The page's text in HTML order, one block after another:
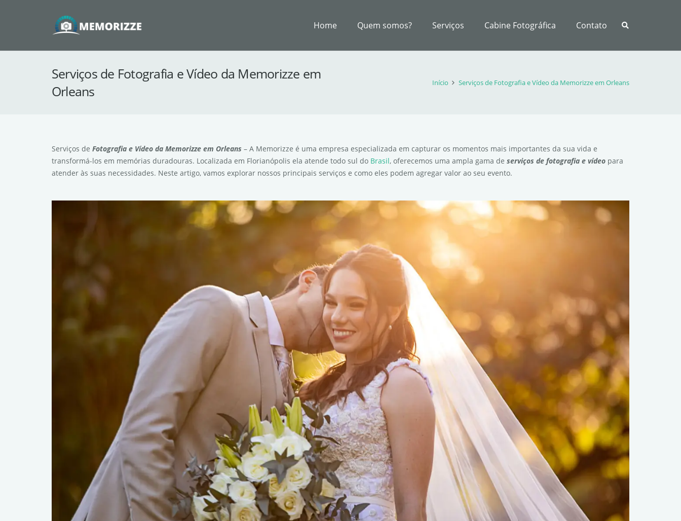
Home Quem somos? Serviços Cabine Fotográfica Contato
Serviços de Fotografia e Vídeo da Memorizze em
Orleans
Início Serviços de Fotografia e Vídeo da Memorizze em Orleans
Serviços de Fotografia e Vídeo da Memorizze em Orleans – A Memorizze é uma empresa especializada em capturar os momentos mais importantes da sua vida e
transformá-los em memórias duradouras. Localizada em Florianópolis ela atende todo sul do Brasil, oferecemos uma ampla gama de serviços de fotografia e vídeo para
atender às suas necessidades. Neste artigo, vamos explorar nossos principais serviços e como eles podem agregar valor ao seu evento.